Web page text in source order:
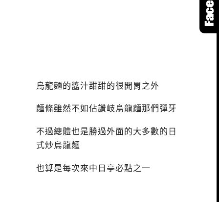
烏龍麵的醬汁甜甜的很開胃之外
麵條雖然不如佔讚岐烏龍麵那們彈牙
不過總體也是勝過外面的大多數的日
式炒烏龍麵
也算是每次來中日亭必點之一